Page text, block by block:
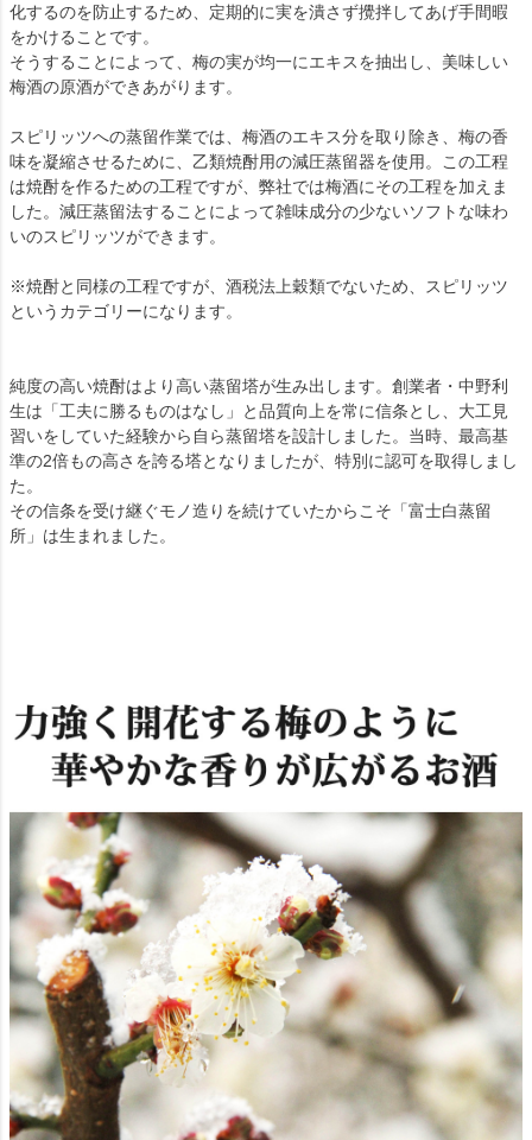
化するのを防止するため、定期的に実を潰さず攪拌してあげ手間暇
をかけることです。
そうすることによって、梅の実が均一にエキスを抽出し、美味しい
梅酒の原酒ができあがります。
スピリッツへの蒸留作業では、梅酒のエキス分を取り除き、梅の香
味を凝縮させるために、乙類焼酎用の減圧蒸留器を使用。この工程
は焼酎を作るための工程ですが、弊社では梅酒にその工程を加えま
した。減圧蒸留法することによって雑味成分の少ないソフトな味わ
いのスピリッツができます。
※焼酎と同様の工程ですが、酒税法上穀類でないため、スピリッツ
というカテゴリーになります。
純度の高い焼酎はより高い蒸留塔が生み出します。創業者・中野利
生は「工夫に勝るものはなし」と品質向上を常に信条とし、大工見
習いをしていた経験から自ら蒸留塔を設計しました。当時、最高基
準の2倍もの高さを誇る塔となりましたが、特別に認可を取得しまし
た。
その信条を受け継ぐモノ造りを続けていたからこそ「富士白蒸留
所」は生まれました。